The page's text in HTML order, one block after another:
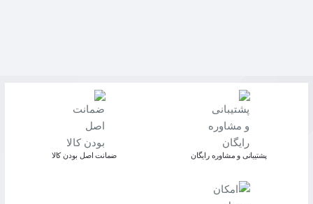
پشتیبانی و مشاوره رایگان ﺿﻤﺎﻧﺖ اﺻﻞ ﺑﻮدن ﮐﺎﻟﺎ